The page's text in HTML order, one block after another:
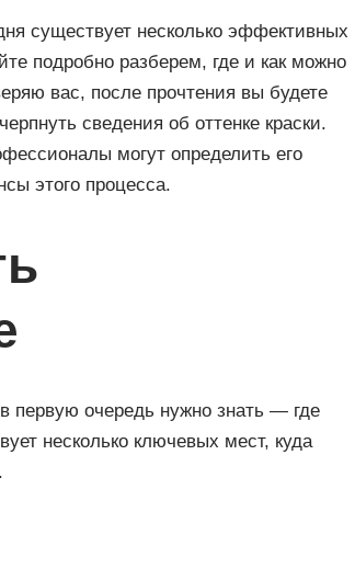
существует несколько эффективных
подробно разберем, где и как можно
вас, после прочтения вы будете
сведения об оттенке краски.
могут определить его
этого процесса.
первую очередь нужно знать — где
несколько ключевых мест, куда